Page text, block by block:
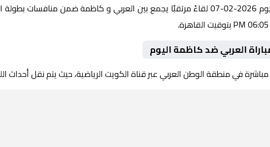
يستضيف اليوم 2026-02-07 لقاءً مرتقبًا يجمع بين العربي و كاظمة ضمن
العربي ضد كاظمة اليوم
مباشرة في منطقة الوطن العربي عبر قناة الكويت الرياضية، حيث يتم نقل